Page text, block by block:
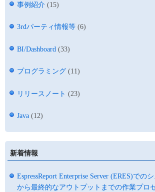
事例紹介 (15)
3rdパーティ情報等 (6)
BI/Dashboard (33)
プログラミング (11)
リリースノート (23)
Java (12)
新着情報
EspressReport Enterprise Server (ERES)での
から最終的なアウトプットまでの作業プロ